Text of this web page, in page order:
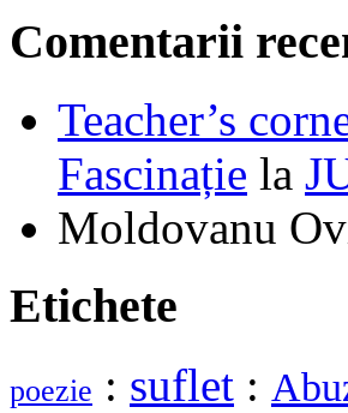
Comentarii
Teacher’s
Fascinație la
Moldovanu
Etichete
poezie : suflet :